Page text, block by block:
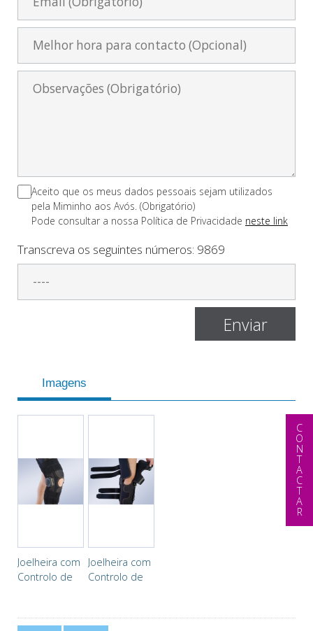
Aceito que os meus dados pessoais sejam utilizados
pela Miminho aos Avós. (Obrigatório)
Pode consultar a nossa Polí­tica de Privacidade neste link
Transcreva os seguintes números: 9869
Imagens
Joelheira com
Controlo de
Longa
Joelheira com
Controlo de
Longa
CONTACTAR